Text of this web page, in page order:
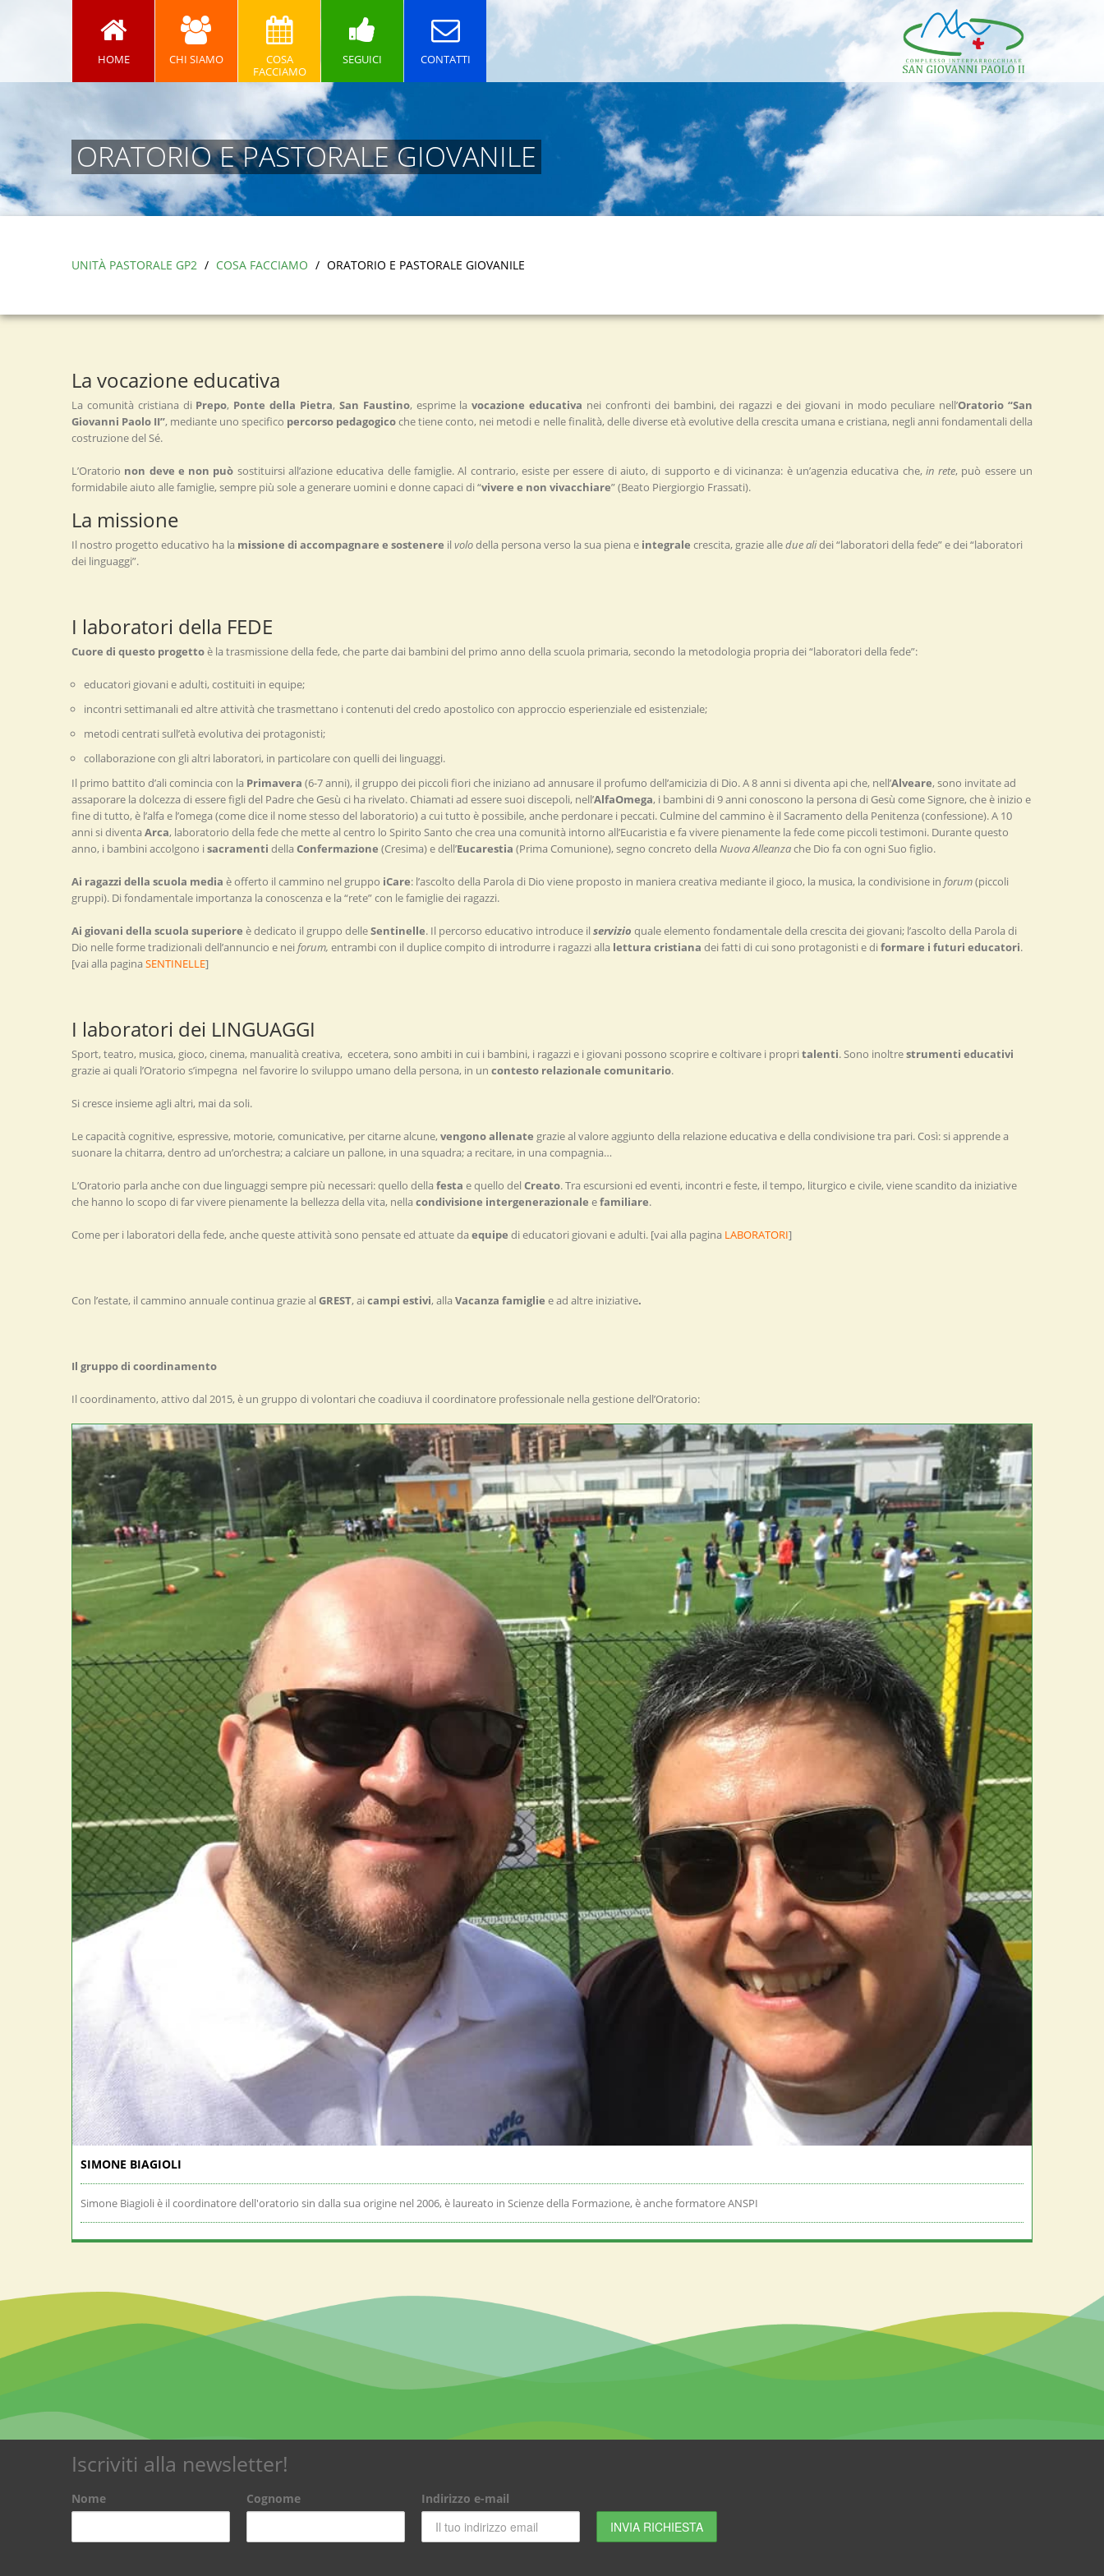
HOME CHI SIAMO
COSA
FACCIAMO
SEGUICI CONTATTI
ORATORIO E PASTORALE GIOVANILE
UNITÀ PASTORALE GP2 / COSA FACCIAMO / ORATORIO E PASTORALE GIOVANILE
La vocazione educativa
La comunità cristiana di Prepo, Ponte della Pietra, San Faustino, esprime lavocazione educativa nei confronti dei bambini, dei ragazzi e dei giovani in modo peculiare nell’Oratorio “San
Giovanni Paolo II”, mediante uno specifico percorso pedagogicoche tiene conto, nei metodi e nelle finalità, delle diverse età evolutive della crescita umana e cristiana, negli anni fondamentali della
costruzione del Sé.
L’Oratorio non deve e non può sostituirsi all’azione educativa delle famiglie. Al contrario, esiste per essere di aiuto, di supporto e di vicinanza: è un’agenzia educativa che, in rete, può essere un
formidabile aiuto alle famiglie, sempre più sole a generare uomini e donne capaci di “vivere e non vivacchiare” (Beato Piergiorgio Frassati).
La missione
Il nostro progetto educativo ha la missione di accompagnare e sostenere il volodella persona verso la sua piena e integrale crescita, grazie alledue alidei “laboratori della fede” e dei “laboratori
dei linguaggi”.
I laboratori della FEDE
Cuore di questo progettoè la trasmissione della fede, che parte dai bambini del primo anno della scuola primaria, secondo la metodologia propria dei “laboratori della fede”:
educatori giovani e adulti, costituiti in equipe;
incontri settimanali ed altre attività che trasmettano i contenuti del credo apostolico con approccio esperienziale ed esistenziale;
metodi centrati sull’età evolutiva dei protagonisti;
collaborazione con gli altri laboratori, in particolare con quelli dei linguaggi.
Il primo battito d’ali comincia con la Primavera (6-7 anni), il gruppo dei piccoli fiori che iniziano ad annusare il profumo dell’amicizia di Dio. A 8 anni si diventa api che, nell’Alveare, sono invitate ad
assaporare la dolcezza di essere figli del Padre che Gesù ci ha rivelato. Chiamati ad essere suoi discepoli, nell’AlfaOmega, i bambini di 9 anni conoscono la persona di Gesù come Signore, che è inizio e
fine di tutto, è l’alfa e l’omega (come dice il nome stesso del laboratorio) a cui tutto è possibile, anche perdonare i peccati. Culmine del cammino è il Sacramento della Penitenza (confessione). A 10
anni si diventa Arca, laboratorio della fede che mette al centro lo Spirito Santo che crea una comunità intorno all’Eucaristia e fa vivere pienamente la fede come piccoli testimoni. Durante questo
anno, i bambini accolgono i sacramenti della Confermazione (Cresima) e dell’Eucarestia (Prima Comunione), segno concreto della Nuova Alleanzache Dio fa con ogni Suo figlio.
Ai ragazzi della scuola media è offerto il cammino nel gruppo iCare: l’ascolto della Parola di Dio viene proposto in maniera creativa mediante il gioco, la musica, la condivisione in forum(piccoli
gruppi). Di fondamentale importanza la conoscenza e la “rete” con le famiglie dei ragazzi.
Ai giovani della scuola superiore è dedicato il gruppo delleSentinelle. Il percorso educativo introduce il servizio quale elemento fondamentale della crescita dei giovani; l’ascolto della Parola di
Dio nelle forme tradizionali dell’annuncio e nei forum, entrambi con il duplice compito di introdurre i ragazzi alla lettura cristiana dei fatti di cui sono protagonisti e di formare i futuri educatori.
[vai alla pagina SENTINELLE]
I laboratori dei LINGUAGGI
Sport, teatro, musica, gioco, cinema, manualità creativa, eccetera, sono ambiti in cui i bambini, i ragazzi e i giovani possono scoprire e coltivare i propri talenti. Sono inoltrestrumenti educativi
grazie ai quali l’Oratorio s’impegna nel favorire lo sviluppo umano della persona, in un contesto relazionale comunitario.
Si cresce insieme agli altri, mai da soli.
Le capacità cognitive, espressive, motorie, comunicative, per citarne alcune,vengono allenate grazie al valore aggiunto della relazione educativa e della condivisione tra pari. Così: si apprende a
suonare la chitarra, dentro ad un’orchestra; a calciare un pallone, in una squadra; a recitare, in una compagnia…
L’Oratorio parla anche con due linguaggi sempre più necessari: quello della festa e quello del Creato. Tra escursioni ed eventi, incontri e feste, il tempo, liturgico e civile, viene scandito da iniziative
che hanno lo scopo di far vivere pienamente la bellezza della vita, nella condivisione intergenerazionale efamiliare.
Come per i laboratori della fede, anche queste attività sono pensate ed attuate da equipe di educatori giovani e adulti. [vai alla pagina LABORATORI]
Con l’estate, il cammino annuale continua grazie al GREST, ai campi estivi, alla Vacanza famiglie e ad altre iniziative.
Il gruppo di coordinamento
Il coordinamento, attivo dal 2015, è un gruppo di volontari che coadiuva il coordinatore professionale nella gestione dell’Oratorio:
SIMONE BIAGIOLI
Simone Biagioli è il coordinatore dell'oratorio sin dalla sua origine nel 2006, è laureato in Scienze della Formazione, è anche formatore ANSPI
Iscriviti alla newsletter!
Nome Cognome Indirizzo e-mail